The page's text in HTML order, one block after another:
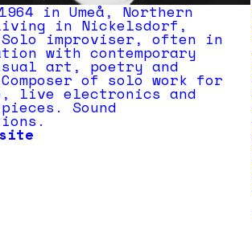
in Umeå, Northern
in Nickelsdorf,
improviser, often in
with contemporary
art, poetry and
of solo work for
live electronics and
Sound